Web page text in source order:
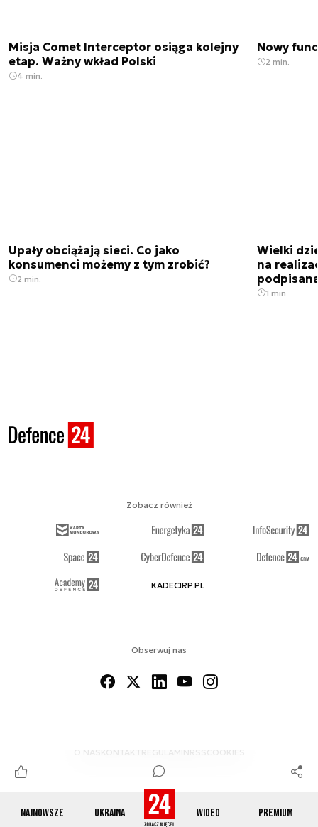
Najnowsze Ukraina Wideo Premium
Misja Comet Interceptor osiąga kolejny
etap. Ważny wkład Polski
4 min.
Nowy
2 min.
Upały obciążają sieci. Co jako
konsumenci możemy z tym zrobić?
2 min.
Wielki
na
1 min.
Obserwuj nas
O NAS KONTAKTREGULAMINRSS COOKIES
Zobacz również
KADECIRP.PL
© 2012-2026 DEFENCE24